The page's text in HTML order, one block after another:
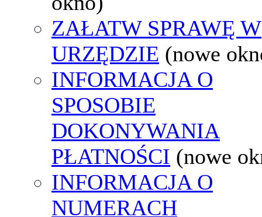
ZAŁATW SPRAWĘ W
URZĘDZIE (nowe
INFORMACJA O
SPOSOBIE
DOKONYWANIA
PŁATNOŚCI (nowe
INFORMACJA O
NUMERACH